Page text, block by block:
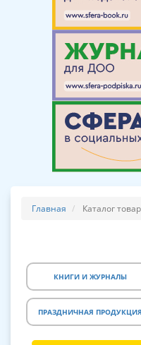
Главная Каталог
КНИГИ И ЖУРНАЛЫ
ПРАЗДНИЧНАЯ ПРОДУКЦИЯ